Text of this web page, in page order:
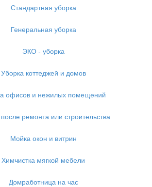
Стандартная уборка
Генеральная уборка
ЭКО - уборка
Уборка коттеджей и домов
офисов и нежилых помещений
ремонта или строительства
Мойка окон и витрин
Химчистка мягкой мебели
Домработница на час